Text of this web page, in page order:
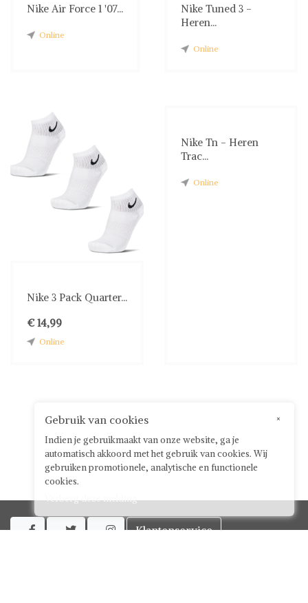
Nike Air Force 1 '07...
Online
Nike Tuned 3 -
Heren...
Online
Nike 3 Pack Quarter...
€ 14,99
Online
Nike Tn - Heren
Trac...
Online
   Klantenservice
×
Gebruik van cookies
Indien je gebruikmaakt van onze website, ga je
automatisch akkoord met het gebruik van cookies. Wij
gebruiken promotionele, analytische en functionele
cookies.
Verberg deze melding